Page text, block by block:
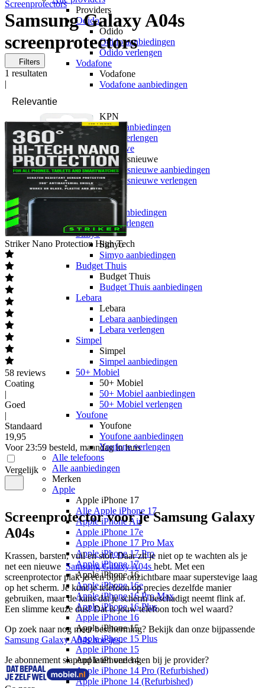
Providers
Odido
Odido
Odido aanbiedingen
Odido verlengen
Vodafone
Vodafone
Vodafone aanbiedingen
KPN
KPN aanbiedingen
KPN verlengen
hollandsnieuwe
hollandsnieuwe
hollandsnieuwe aanbiedingen
hollandsnieuwe verlengen
Ben
Ben
Ben aanbiedingen
Ben verlengen
Simyo
Simyo
Simyo aanbiedingen
Budget Thuis
Budget Thuis
Budget Thuis aanbiedingen
Lebara
Lebara
Lebara aanbiedingen
Lebara verlengen
Simpel
Simpel
Simpel aanbiedingen
50+ Mobiel
50+ Mobiel
50+ Mobiel aanbiedingen
50+ Mobiel verlengen
Youfone
Youfone
Youfone aanbiedingen
Youfone verlengen
Alle telefoons
Alle aanbiedingen
Merken
Apple
Apple iPhone 17
Alle Apple iPhone 17
Apple iPhone Air
Apple iPhone 17e
Apple iPhone 17 Pro Max
Apple iPhone 17 Pro
Apple iPhone 17
Apple iPhone 16
Apple iPhone 16e
Apple iPhone 16 Pro Max
Apple iPhone 16 Plus
Apple iPhone 16
Apple iPhone 15
Apple iPhone 15 Plus
Apple iPhone 15
Apple iPhone 14
Apple iPhone 14 Pro (Refurbished)
Apple iPhone 14 (Refurbished)
Screenprotectors
Samsung Galaxy A04s
screenprotectors
Filters
1 resultaten
|
Striker Nano Protection High Tech
58 reviews
Coating
|
Goed
|
Standaard
19,95
Voor 23:59 besteld, maandag in huis
Vergelijk
Screenprotector voor je Samsung Galaxy
A04s
Krassen, barsten, vuil en stof. Daar zit je niet op te wachten als je
net een nieuwe Samsung Galaxy A04s hebt. Met een
screenprotector plak je een bijna onzichtbare maar superstevige laag
op het scherm. Je kunt je telefoon op precies dezelfde manier
gebruiken, maar de kans dat je scherm beschadigt neemt flink af.
Een slimme keuze dus! Dat is jouw telefoon toch wel waard?
Samsung Galaxy A04s hoesjes.
Je abonnement slapend laten verlengen bij je provider?